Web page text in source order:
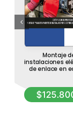
Montaje
instalaciones
de enlace en
$